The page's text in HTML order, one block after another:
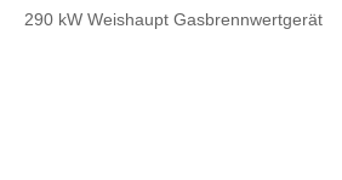
290 kW Weishaupt Gasbrennwertgerät